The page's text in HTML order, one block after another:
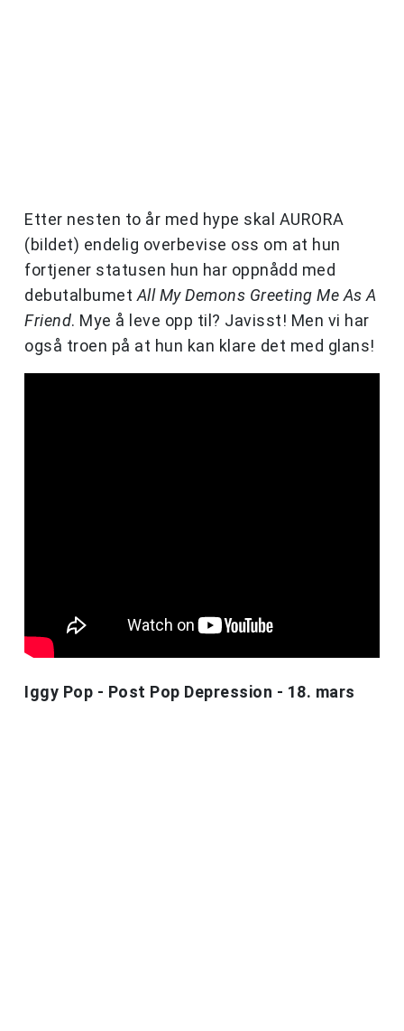
Etter nesten to år med hype skal AURORA
(bildet) endelig overbevise oss om at hun
fortjener statusen hun har oppnådd med
debutalbumet All My Demons Greeting Me As A
Friend. Mye å leve opp til? Javisst! Men vi har
også troen på at hun kan klare det med glans!
Iggy Pop - Post Pop Depression - 18. mars